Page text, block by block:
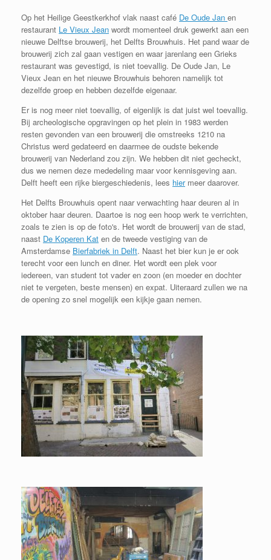
Op het Heilige Geestkerkhof vlak naast café De Oude Jan en
restaurant Le Vieux Jean wordt momenteel druk gewerkt aan een
nieuwe Delftse brouwerij, het Delfts Brouwhuis. Het pand waar de
brouwerij zich zal gaan vestigen en waar jarenlang een Grieks
restaurant was gevestigd, is niet toevallig. De Oude Jan, Le
Vieux Jean en het nieuwe Brouwhuis behoren namelijk tot
dezelfde groep en hebben dezelfde eigenaar.
Er is nog meer niet toevallig, of eigenlijk is dat juist wel toevallig.
Bij archeologische opgravingen op het plein in 1983 werden
resten gevonden van een brouwerij die omstreeks 1210 na
Christus werd gedateerd en daarmee de oudste bekende
brouwerij van Nederland zou zijn. We hebben dit niet gecheckt,
dus we nemen deze mededeling maar voor kennisgeving aan.
Delft heeft een rijke biergeschiedenis, lees hiermeer daarover.
Het Delfts Brouwhuis opent naar verwachting haar deuren al in
oktober haar deuren. Daartoe is nog een hoop werk te verrichten,
zoals te zien is op de foto's. Het wordt de brouwerij van de stad,
naast De Koperen Kat en de tweede vestiging van de
Amsterdamse Bierfabriek in Delft. Naast het bier kun je er ook
terecht voor een lunch en diner. Het wordt een plek voor
iedereen, van student tot vader en zoon (en moeder en dochter
niet te vergeten, beste mensen) en expat. Uiteraard zullen we na
de opening zo snel mogelijk een kijkje gaan nemen.